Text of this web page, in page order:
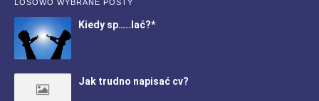
LOSOWO WYBRANE POSTY
Kiedy sp…..lać?*
Jak trudno napisać cv?